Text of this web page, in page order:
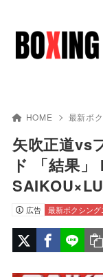
HOME 最新ボ
矢吹正道vs
ド 「結果
広告 最新ボクシング